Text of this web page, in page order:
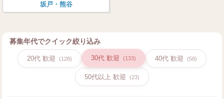
坂戸・熊谷
募集年代でクイック絞り込み
20代 歓迎 (128) 30代 歓迎 (133) 40代 歓迎 (58)
50代以上 歓迎 (23)